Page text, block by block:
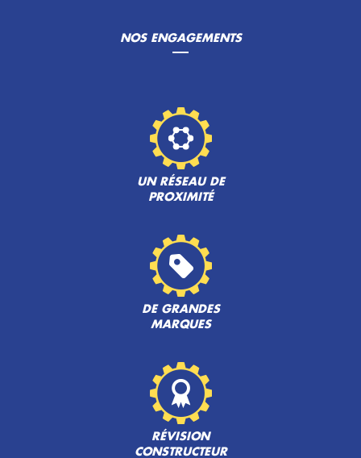
NOS ENGAGEMENTS
UN RÉSEAU DE
PROXIMITÉ
DE GRANDES
MARQUES
RÉVISION
CONSTRUCTEUR